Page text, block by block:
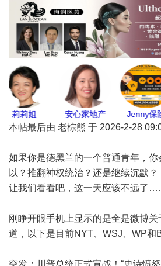
莉莉姐 安心家地产
本帖最后由 老棕熊 于 2026-2-28
如果你是德黑兰的一个普通青年，
以？推翻神权统治？还是继续沉默？
让我们看看吧，这一天应该不远了
刚睁开眼手机上显示的是全是微博
道，以下是目前NYT、WSJ、WP和
突发：川普总统正式宣战！“史诗愤